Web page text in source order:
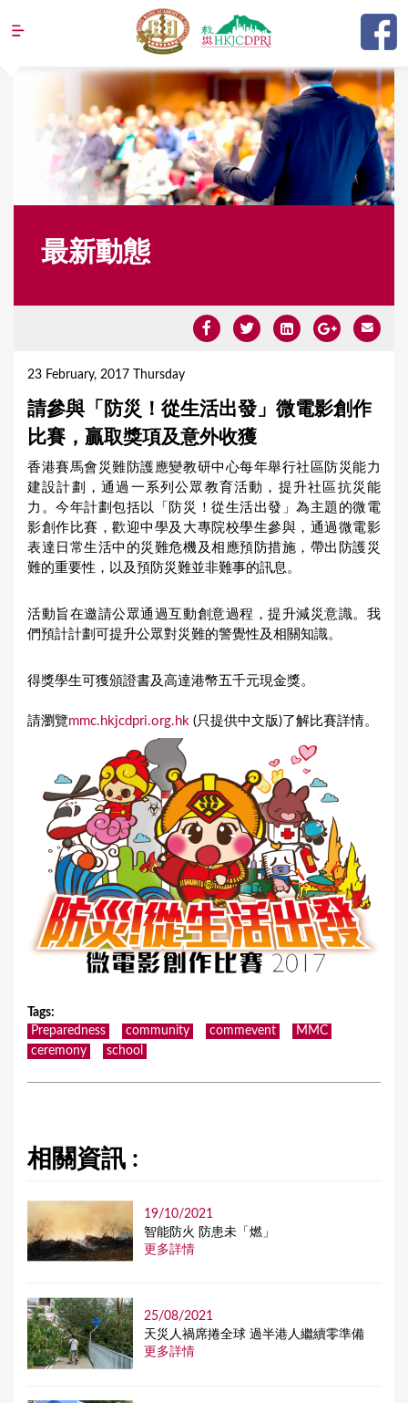
Jump to navigation
最新動態
23 February, 2017 Thursday
請參與「防災！從生活出發」微電影創作
比賽，贏取獎項及意外收獲
香港賽馬會災難防護應變教研中心每年舉行社區防災能力
建設計劃，通過一系列公眾教育活動，提升社區抗災能
力。今年計劃包括以「防災！從生活出發」為主題的微電
影創作比賽，歡迎中學及大專院校學生參與，通過微電影
表達日常生活中的災難危機及相應預防措施，帶出防護災
難的重要性，以及預防災難並非難事的訊息。
活動旨在邀請公眾通過互動創意過程，提升減災意識。我
們預計計劃可提升公眾對災難的警覺性及相關知識。
得獎學生可獲頒證書及高達港幣五千元現金獎。
請瀏覽mmc.hkjcdpri.org.hk (只提供中文版)了解比賽詳情。
Tags:
Preparedness
community commevent
MMC
ceremony
school
相關資訊 :
19/10/2021
智能防火 防患未「燃」
更多詳情
25/08/2021
天災人禍席捲全球 過半港人繼續零準備
更多詳情